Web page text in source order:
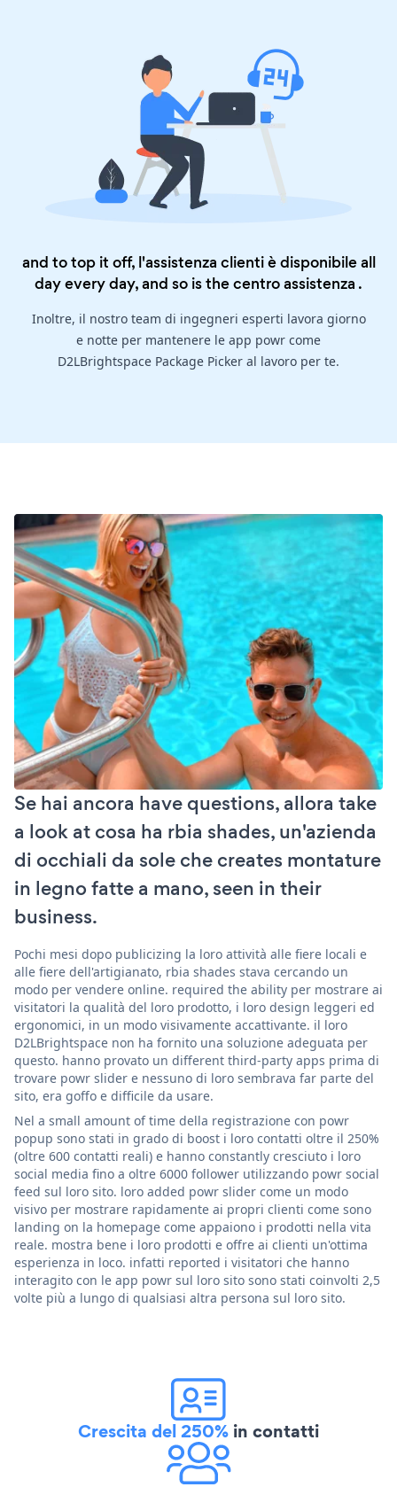
and to top it off, l'assistenza clienti è disponibile all
day every day, and so is thecentro assistenza .
Inoltre, il nostro team di ingegneri esperti lavora giorno
e notte per mantenere le app powr come
D2LBrightspace Package Picker al lavoro per te.
Se hai ancora have questions, allora take
a look at cosa ha rbia shades, un'azienda
di occhiali da sole che creates montature
in legno fatte a mano, seen in their
business.
Pochi mesi dopo publicizing la loro attività alle fiere locali e
alle fiere dell'artigianato, rbia shades stava cercando un
modo per vendere online. required the ability per mostrare ai
visitatori la qualità del loro prodotto, i loro design leggeri ed
ergonomici, in un modo visivamente accattivante. il loro
D2LBrightspace non ha fornito una soluzione adeguata per
questo. hanno provato un different third-party apps prima di
trovare powr slider e nessuno di loro sembrava far parte del
sito, era goffo e difficile da usare.
Nel a small amount of time della registrazione con powr
popup sono stati in grado di boost i loro contatti oltre il 250%
(oltre 600 contatti reali) e hanno constantly cresciuto i loro
social media fino a oltre 6000 follower utilizzando powr social
feed sul loro sito. loro added powr slider come un modo
visivo per mostrare rapidamente ai propri clienti come sono
landing on la homepage come appaiono i prodotti nella vita
reale. mostra bene i loro prodotti e offre ai clienti un'ottima
esperienza in loco. infatti reported i visitatori che hanno
interagito con le app powr sul loro sito sono stati coinvolti 2,5
volte più a lungo di qualsiasi altra persona sul loro sito.
Crescita del 250% in contatti